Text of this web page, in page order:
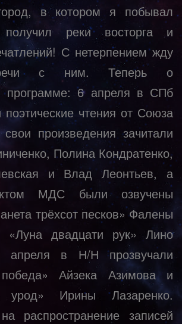
в котором я побывал
реки восторга и
С нетерпением жду
с ним. Теперь о
программе: 6 апреля в СПб
чтения от Союза
свои произведения зачитали
Полина Кондратенко,
и Влад Леонтьев, а
МДС были озвучены
трёхсот песков» Фалены
«Луна двадцати рук» Лино
апреля в Н/Н прозвучали
Айзека Азимова и
урод» Ирины Лазаренко.
распространение записей